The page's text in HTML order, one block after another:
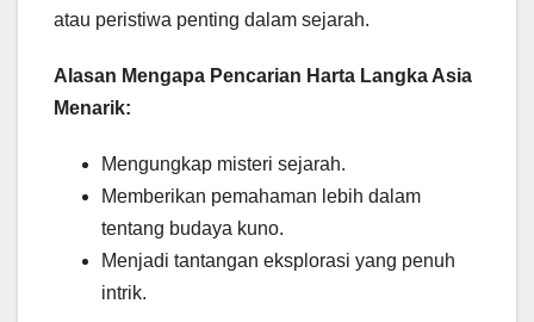
atau peristiwa penting dalam sejarah.
Alasan Mengapa Pencarian Harta Langka Asia
Menarik:
Mengungkap misteri sejarah.
Memberikan pemahaman lebih dalam
tentang budaya kuno.
Menjadi tantangan eksplorasi yang penuh
intrik.